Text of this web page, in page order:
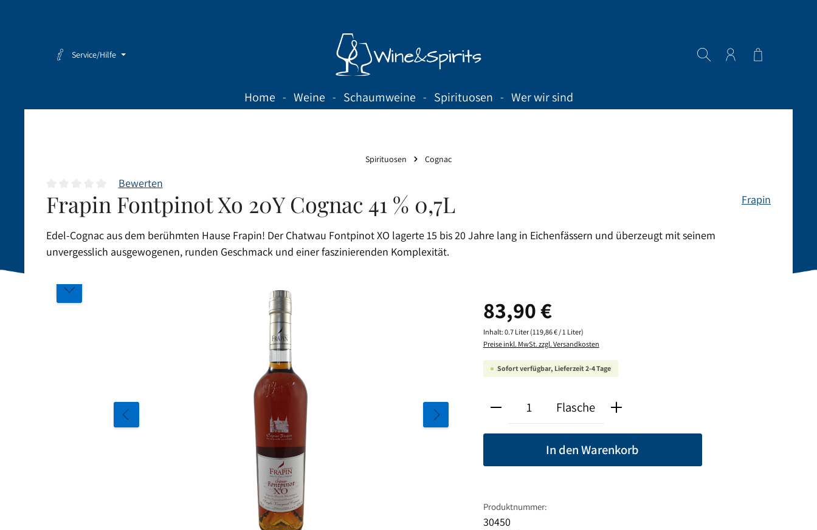
Service/Hilfe Warenkorb
Home Weine Schaumweine Spirituosen Wer wir sind
Spirituosen Cognac
Durchschnittliche Bewertung von 0 von 5 Sternen
Bewerten
Frapin Fontpinot Xo 20Y Cognac 41 % 0,7L Frapin
Edel-Cognac aus dem berühmten Hause Frapin! Der Chatwau Fontpinot XO lagerte 15 bis 20 Jahre lang in Eichenfässern und überzeugt mit seinem
unvergesslich ausgewogenen, runden Geschmack und einer faszinierenden Komplexität.
Bildergalerie überspringen
Regulärer Preis:
83,90 €
Inhalt:0.7 Liter(119,86 € / 1 Liter)
Preise inkl. MwSt. zzgl. Versandkosten
Sofort verfügbar, Lieferzeit 2-4 Tage
Produkt Anzahl: Gib den gewünschten Wert ein oder
Flasche
In den Warenkorb
Produktnummer:
30450